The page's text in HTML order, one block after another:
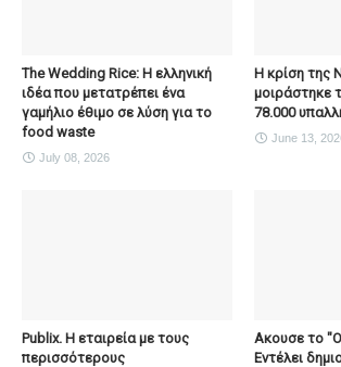
The Wedding Rice: Η ελληνική
ιδέα που μετατρέπει ένα
γαμήλιο έθιμο σε λύση για το
food waste
July 08, 2026
Η κρίση της
μοιράστηκε
78.000
June 13,
Publix. Η εταιρεία με τους
περισσότερους
Ακουσε το
Εντέλει